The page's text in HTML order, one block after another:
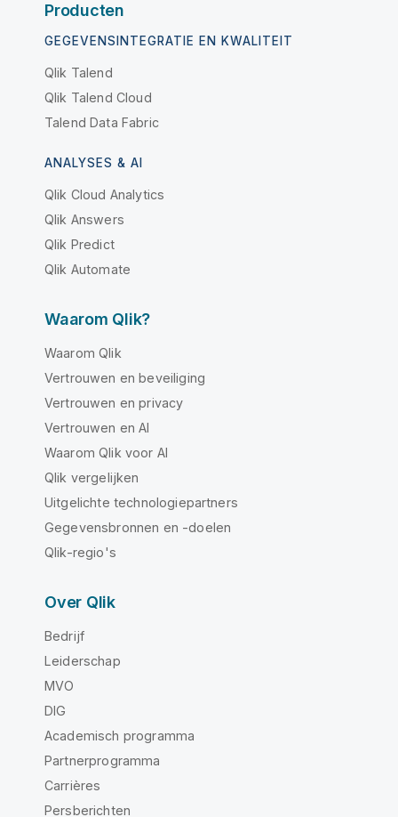
Producten
GEGEVENSINTEGRATIE EN KWALITEIT
Qlik Talend
Qlik Talend Cloud
Talend Data Fabric
ANALYSES & AI
Qlik Cloud Analytics
Qlik Answers
Qlik Predict
Qlik Automate
Waarom Qlik?
Waarom Qlik
Vertrouwen en beveiliging
Vertrouwen en privacy
Vertrouwen en AI
Waarom Qlik voor AI
Qlik vergelijken
Uitgelichte technologiepartners
Gegevensbronnen en -doelen
Qlik-regio's
Over Qlik
Bedrijf
Leiderschap
MVO
DIG
Academisch programma
Partnerprogramma
Carrières
Persberichten